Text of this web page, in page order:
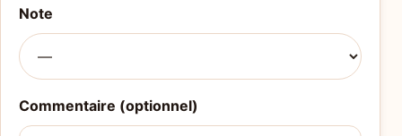
Note
Commentaire (optionnel)